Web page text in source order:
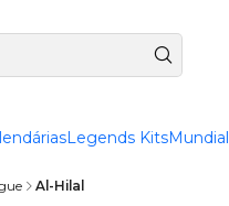
Legends Kits
Al-Hilal